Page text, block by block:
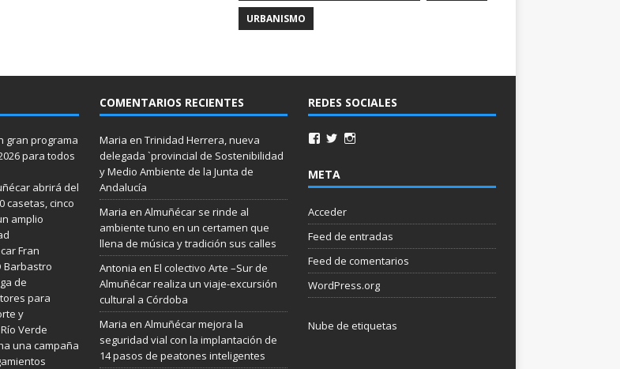
URBANISMO
gran programa
para todos
abrirá del
casetas, cinco
amplio
Fran
Barbastro
de
para
y
Verde
una campaña
COMENTARIOS RECIENTES
Maria en Trinidad Herrera, nueva
delegada `provincial de Sostenibilidad
y Medio Ambiente de la Junta de
Andalucía
Maria en Almuñécar se rinde al
ambiente tuno en un certamen que
llena de música y tradición sus calles
Antonia en El colectivo Arte –Sur de
Almuñécar realiza un viaje-excursión
cultural a Córdoba
Maria en Almuñécar mejora la
seguridad vial con la implantación de
14 pasos de peatones inteligentes
REDES SOCIALES
META
Acceder
Feed de entradas
Feed de comentarios
WordPress.org
Nube de etiquetas